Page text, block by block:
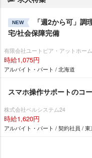
NEW
「週2から可」
宅/社会保障完備
有限会社ユートピア・アットホー
時給1,075円
アルバイト・パート / 北海道
スマホ操作サポートのコ
株式会社ベルシステム24
時給1,620円
アルバイト・パート / 契約社員 / 東